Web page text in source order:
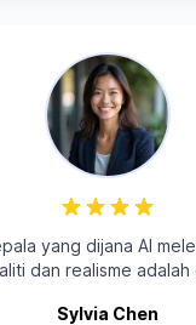
yang dijana AI
dan realisme adalah
Sylvia Chen